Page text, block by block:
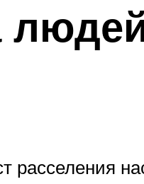
расселения